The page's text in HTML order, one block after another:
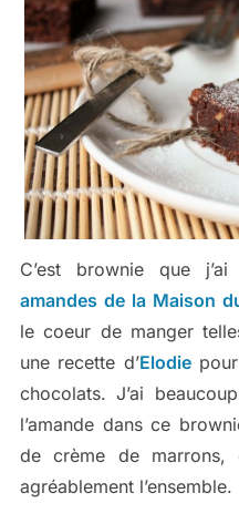
C’est brownie que
amandes de la Maison
le coeur de manger
une recette d’Elodiepour
chocolats. J’ai
l’amande dans ce
de crème de marrons,
agréablement l’ensemble.